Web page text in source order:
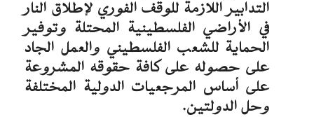
التدابير اللازمة للوقف الفوري لإطلاق النار
في الأراضي الفلسطينية المحتلة وتوفير
الحماية للشعب الفلسطيني والعمل الجاد
على حصوله على كافة حقوقه المشروعة
على أساس المرجعيات الدولية المختلفة
وحل الدولتين.